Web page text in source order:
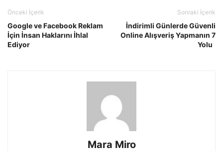
Önceki İçerik
Google ve Facebook Reklam
İçin İnsan Haklarını İhlal
Ediyor
Sonraki İçerik
İndirimli Günlerde Güvenli
Online Alışveriş Yapmanın 7
Yolu
Mara Miro